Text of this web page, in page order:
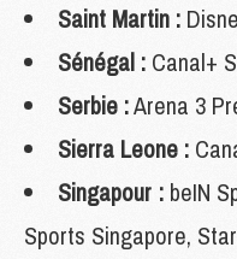
Saint Martin :
Sénégal : Canal+
Serbie :Arena 3
Sierra Leone :
Singapour : beIN
Sports Singapore,